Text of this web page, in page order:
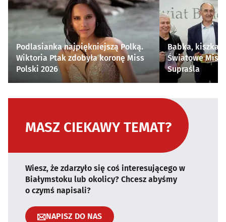
Podlasianka najpiękniejszą Polką.
Wiktoria Ptak zdobyła koronę Miss
Polski 2026
Babka, kiszka i
Światowe
Supraśla
MASZ CIEKAWY TEMAT?
Wiesz, że zdarzyło się coś interesującego w
Białymstoku lub okolicy? Chcesz abyśmy
o czymś napisali?
NAPISZ DO NAS